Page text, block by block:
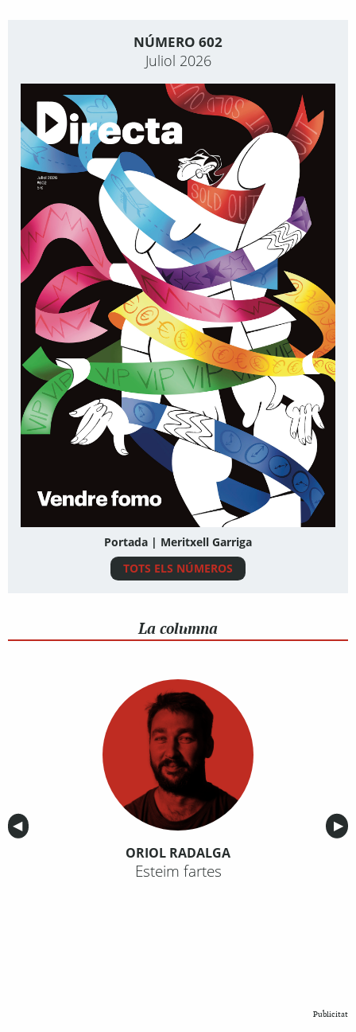
NÚMERO 602
Juliol 2026
Portada | Meritxell Garriga
TOTS ELS NÚMEROS
La columna
Anterior
◀︎ ▶︎
ORIOL RADALGA
Esteim fartes
Publicitat